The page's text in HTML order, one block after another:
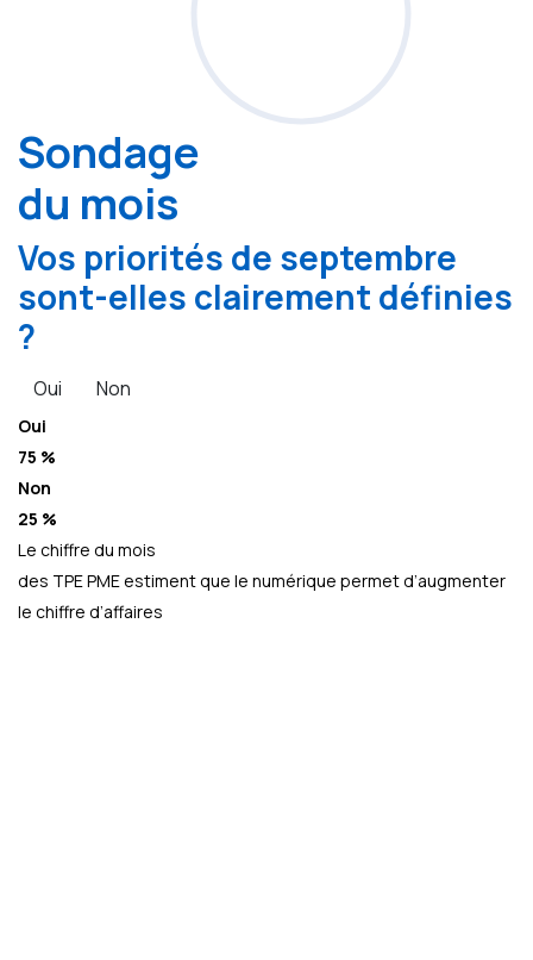
Sondage
du mois
Vos priorités de septembre
sont-elles clairement définies
?
Oui Non
Oui
75 %
Non
25 %
Le chiffre du mois
des TPE PME estiment que le numérique permet d’augmenter
le chiffre d’affaires